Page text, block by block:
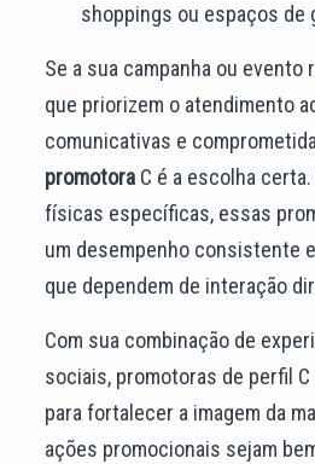
shoppings ou espaços de
Se a sua campanha ou
que priorizem o atendimento
comunicativas e
promotoraC é a escolha
físicas específicas, essas
um desempenho consistente
que dependem de interação
Com sua combinação de
sociais, promotoras de perfil
para fortalecer a imagem da
ações promocionais sejam